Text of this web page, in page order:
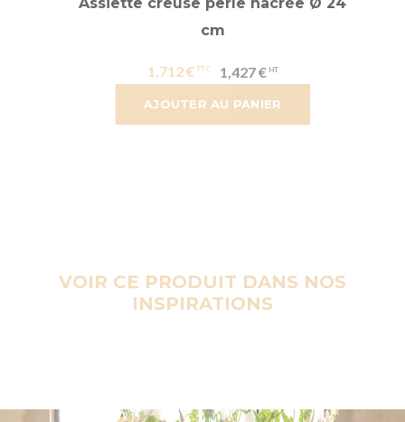
AJOUTER AU PANIER
cm
1,712 € 1,427 €
VOIR CE PRODUIT DANS NOS
INSPIRATIONS